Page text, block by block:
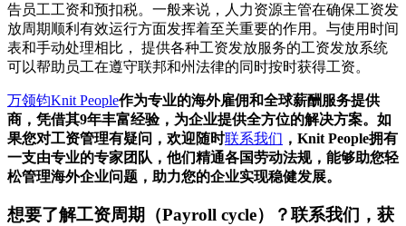
告员工工资和预扣税。一般来说，人力资源主管在确保工资发
放周期顺利有效运行方面发挥着至关重要的作用。与使用时间
表和手动处理相比， 提供各种工资发放服务的工资发放系统
可以帮助员工在遵守联邦和州法律的同时按时获得工资。
万领钧Knit People作为专业的海外雇佣和全球薪酬服务提供
商，凭借其9年丰富经验，为企业提供全方位的解决方案。如
果您对工资管理有疑问，欢迎随时联系我们 ，Knit People拥有
一支由专业的专家团队，他们精通各国劳动法规，能够助您轻
松管理海外企业问题，助力您的企业实现稳健发展。
想要了解工资周期（Payroll cycle）
？联系我们，获